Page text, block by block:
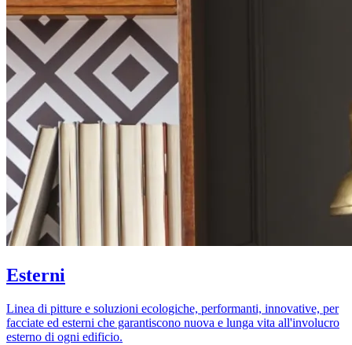
Esterni
Linea di pitture e soluzioni ecologiche, performanti, innovative, per
facciate ed esterni che garantiscono nuova e lunga vita all'involucro
esterno di ogni edificio.